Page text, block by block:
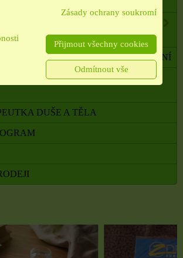
VONNÉ TYČINKY A ŠIŠKY,
AROMALAMPY, VYKUŘOVÁNÍ
SATÉNOVÉ MAŠLE, SÁČKY,
DUŠE A TĚLA
Zásady ochrany soukromí
Přijmout všechny cookies
Odmítnout vše